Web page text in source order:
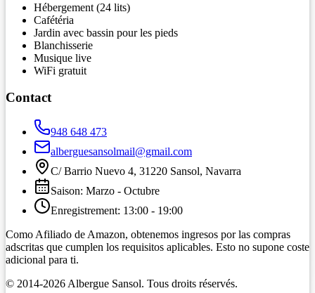
Hébergement (24 lits)
Cafétéria
Jardin avec bassin pour les pieds
Blanchisserie
Musique live
WiFi gratuit
Contact
948 648 473
alberguesansolmail@gmail.com
C/ Barrio Nuevo 4, 31220 Sansol, Navarra
Saison: Marzo - Octubre
Enregistrement: 13:00 - 19:00
Como Afiliado de Amazon, obtenemos ingresos por las compras
adscritas que cumplen los requisitos aplicables. Esto no supone coste
adicional para ti.
© 2014-2026 Albergue Sansol. Tous droits réservés.